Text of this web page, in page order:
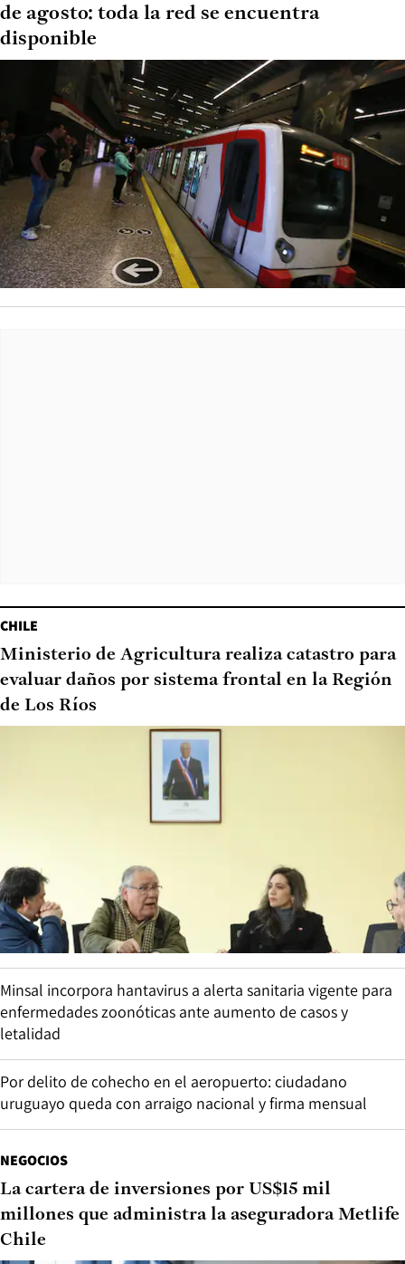
de agosto: toda la red se encuentra
disponible
CHILE
Ministerio de Agricultura realiza catastro para
evaluar daños por sistema frontal en la Región
de Los Ríos
Minsal incorpora hantavirus a alerta sanitaria vigente para
enfermedades zoonóticas ante aumento de casos y
letalidad
Por delito de cohecho en el aeropuerto: ciudadano
uruguayo queda con arraigo nacional y firma mensual
NEGOCIOS
La cartera de inversiones por US$15 mil
millones que administra la aseguradora Metlife
Chile